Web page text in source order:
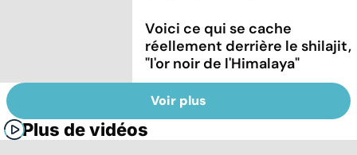
Voici ce qui se cache
réellement derrière le shilajit,
"l'or noir de l'Himalaya"
Voir plus
Plus de vidéos